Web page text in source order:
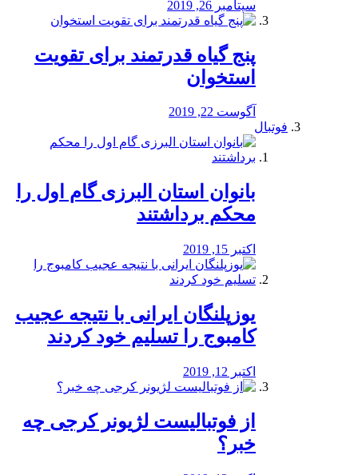
سپتامبر 26, 2019
پنج گیاه قدرتمند برای تقویت
استخوان
آگوست 22, 2019
فوتبال
بانوان استان البرزی گام اول را
محكم برداشتند
اکتبر 15, 2019
یوزپلنگان ایرانی با نتیجه عجیب
کامبوج را تسلیم خود کردند
اکتبر 12, 2019
از فوتبالیست لژیونر کرجی چه
خبر؟